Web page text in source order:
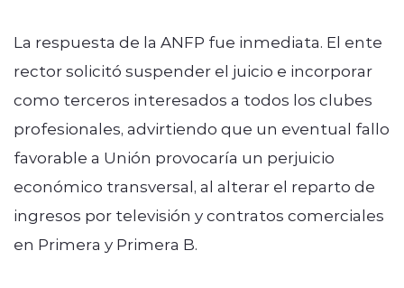
La respuesta de la ANFP fue inmediata. El ente
rector solicitó suspender el juicio e incorporar
como terceros interesados a todos los clubes
profesionales, advirtiendo que un eventual fallo
favorable a Unión provocaría un perjuicio
económico transversal, al alterar el reparto de
ingresos por televisión y contratos comerciales
en Primera y Primera B.